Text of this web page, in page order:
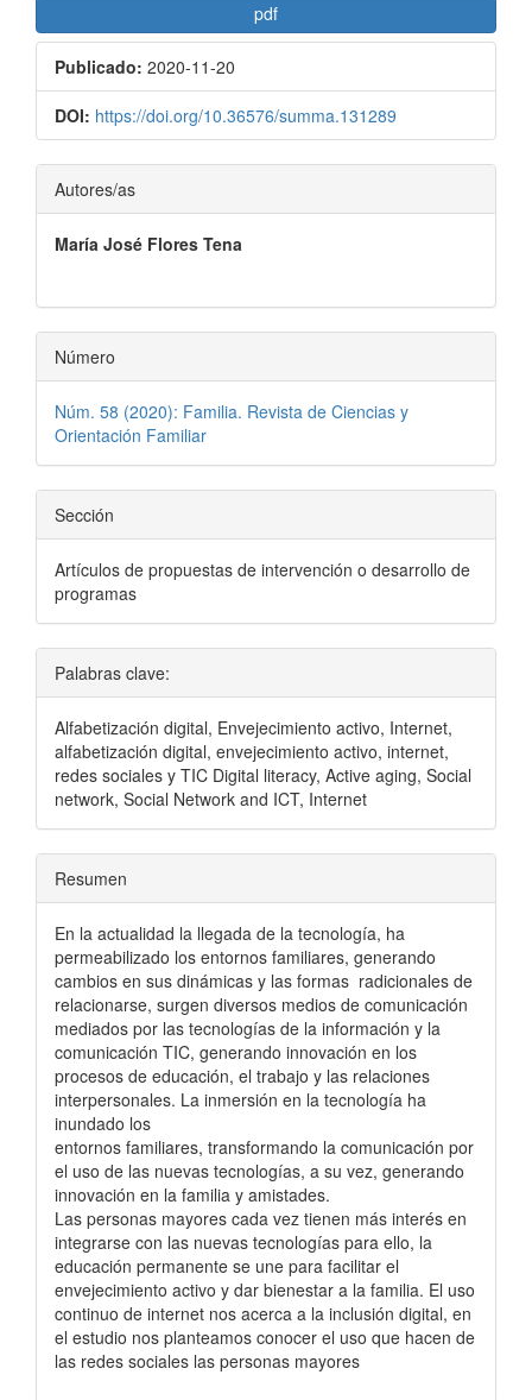
pdf
Publicado: 2020-11-20
DOI: https://doi.org/10.36576/summa.131289
Contenido
principal
del
artículo
Autores/as
María José Flores Tena
Número
Núm. 58 (2020): Familia. Revista de Ciencias y
Orientación Familiar
Sección
Artículos de propuestas de intervención o desarrollo de
programas
Palabras clave:
Alfabetización digital, Envejecimiento activo, Internet,
alfabetización digital, envejecimiento activo, internet,
redes sociales y TIC Digital literacy, Active aging, Social
network, Social Network and ICT, Internet
Resumen
En la actualidad la llegada de la tecnología, ha
permeabilizado los entornos familiares, generando
cambios en sus dinámicas y las formas radicionales de
relacionarse, surgen diversos medios de comunicación
mediados por las tecnologías de la información y la
comunicación TIC, generando innovación en los
procesos de educación, el trabajo y las relaciones
interpersonales. La inmersión en la tecnología ha
inundado los
entornos familiares, transformando la comunicación por
el uso de las nuevas tecnologías, a su vez, generando
innovación en la familia y amistades.
Las personas mayores cada vez tienen más interés en
integrarse con las nuevas tecnologías para ello, la
educación permanente se une para facilitar el
envejecimiento activo y dar bienestar a la familia. El uso
continuo de internet nos acerca a la inclusión digital, en
el estudio nos planteamos conocer el uso que hacen de
las redes sociales las personas mayores